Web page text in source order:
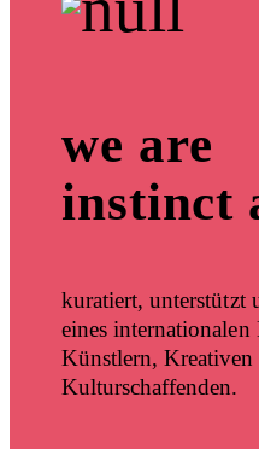
we are
instinct
kuratiert, unterstützt
eines
Künstlern, Kreativen
Kulturschaffenden.